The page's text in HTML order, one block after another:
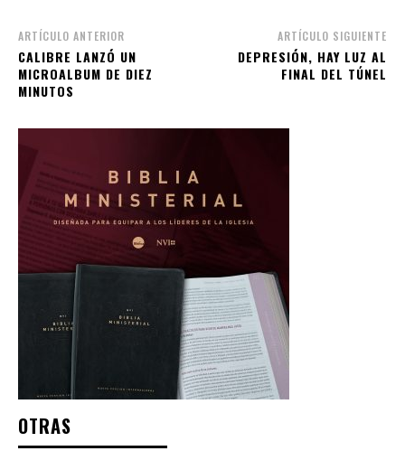
ARTÍCULO ANTERIOR
CALIBRE LANZÓ UN
MICROALBUM DE DIEZ
MINUTOS
ARTÍCULO SIGUIENTE
DEPRESIÓN, HAY LUZ AL
FINAL DEL TÚNEL
OTRAS